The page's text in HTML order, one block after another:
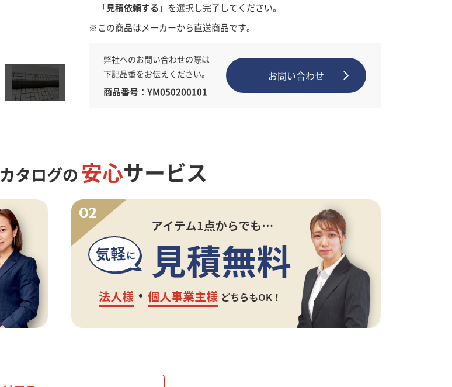
「見積依頼する 」を選択し完了してください。
※この商品はメーカーから直送商品です。
弊社へのお問い合わせの際は
下記品番をお伝えください。
商品番号：YM050200101
お問い合わせ
カタログの 安心サービス